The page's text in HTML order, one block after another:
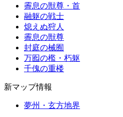
霽息の獣尊・首
融躯の戦士
熄えぬ狩人
霽息の獣尊
封庭の械囿
万囮の檻・朽躯
千傀の重楼
新マップ情報
夢州・玄方地界